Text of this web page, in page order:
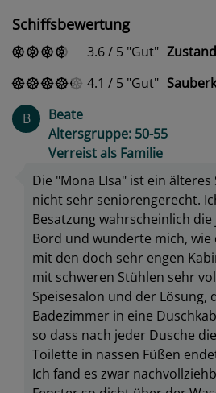
Schiffsbewertung
3.6/ 5 Gut
4.1 / 5 Gut
B
Beate
Altersgruppe: 50-55
Verreist als Familie
Die "Mona LIsa" ist ein älteres
nicht sehr seniorengerecht.
Besatzung wahrscheinlich
Bord und wunderte mich, wie
mit den doch sehr engen
mit schweren Stühlen sehr
Speisesalon und der Lösung,
Badezimmer in eine
so dass nach jeder Dusche
Toilette in nassen Füßen
Ich fand es zwar